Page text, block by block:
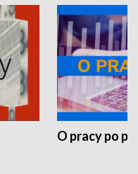
O pracy po